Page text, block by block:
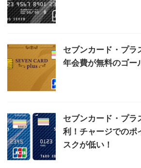
セブンカード・プラ
年会費が無料のゴー
セブンカード・プラ
利！チャージでのポ
スクが低い！